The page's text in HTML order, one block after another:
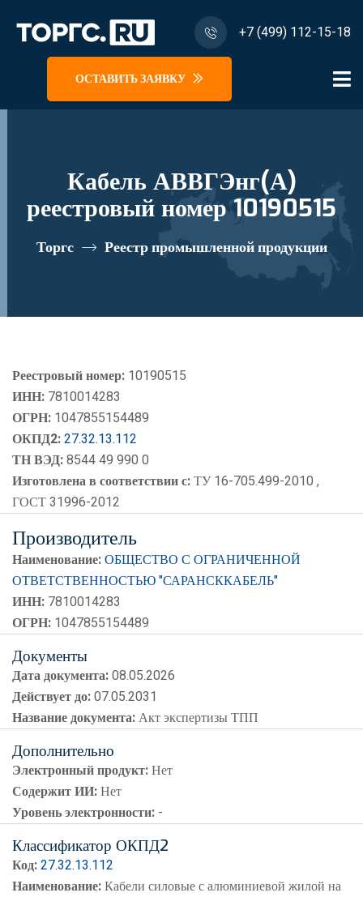
+7 (499) 112-15-18
ОСТАВИТЬ ЗАЯВКУ
Кабель АВВГЭнг(А)
реестровый номер 10190515
Торгс Реестр промышленной продукции
Реестровый номер: 10190515
ИНН: 7810014283
ОГРН: 1047855154489
ОКПД2:27.32.13.112
ТН ВЭД:8544 49 990 0
Изготовлена в соответствии с:ТУ 16-705.499-2010 ,
ГОСТ 31996-2012
Производитель
Наименование:ОБЩЕСТВО С ОГРАНИЧЕННОЙ
ОТВЕТСТВЕННОСТЬЮ "САРАНСККАБЕЛЬ"
ИНН: 7810014283
ОГРН: 1047855154489
Документы
Дата документа:08.05.2026
Действует до:07.05.2031
Название документа:Акт экспертизы ТПП
Дополнительно
Электронный продукт:Нет
Содержит ИИ:Нет
Уровень электронности: -
Классификатор ОКПД2
Код:27.32.13.112
Наименование:Кабели силовые с алюминиевой жилой на